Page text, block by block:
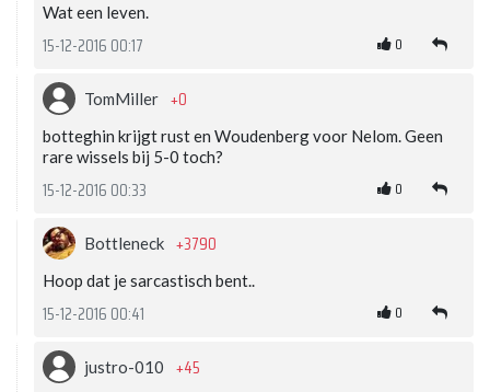
Wat een leven.
15-12-2016 00:17 0
TomMiller +0
botteghin krijgt rust en Woudenberg voor Nelom. Geen
rare wissels bij 5-0 toch?
15-12-2016 00:33 0
Bottleneck +3790
Hoop dat je sarcastisch bent..
15-12-2016 00:41 0
justro-010 +45